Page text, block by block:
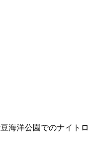
海洋公園でのナイトロ